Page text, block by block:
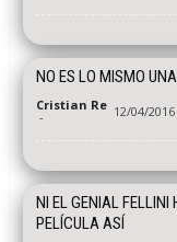
NO ES LO MISMO
Cristian Re
- 12/04/2016
NI EL GENIAL FELLINI
PELÍCULA ASÍ